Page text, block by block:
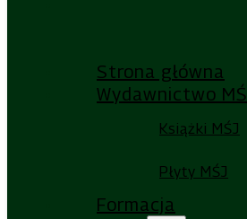
Strona główna
Wydawnictwo MŚJ
Książki MŚJ
Płyty MŚJ
Formacja